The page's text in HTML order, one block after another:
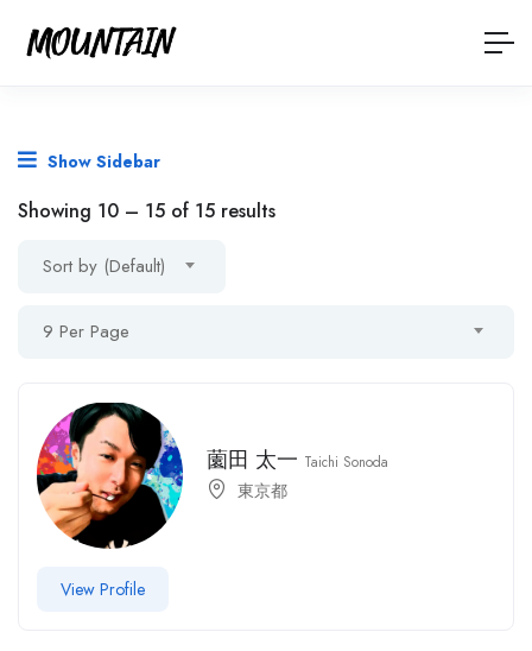
Show Sidebar
Showing 10 – 15 of 15 results
Sort by (Default)
9 Per Page
薗田 太一 Taichi Sonoda
東京都
View Profile